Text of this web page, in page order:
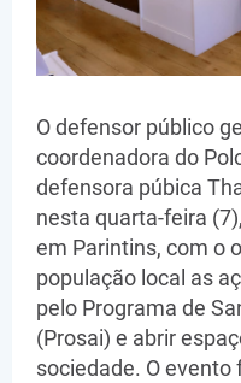
O defensor público
coordenadora do
defensora púbica
nesta quarta-feira
em Parintins, com o
população local as
pelo Programa de
(Prosai) e abrir
sociedade. O